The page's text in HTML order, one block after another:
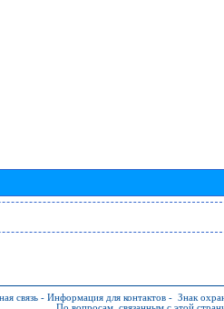
связь - Информация для контактов - Знак